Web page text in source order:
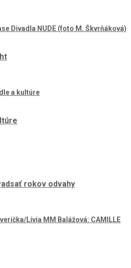
rokov odvahy